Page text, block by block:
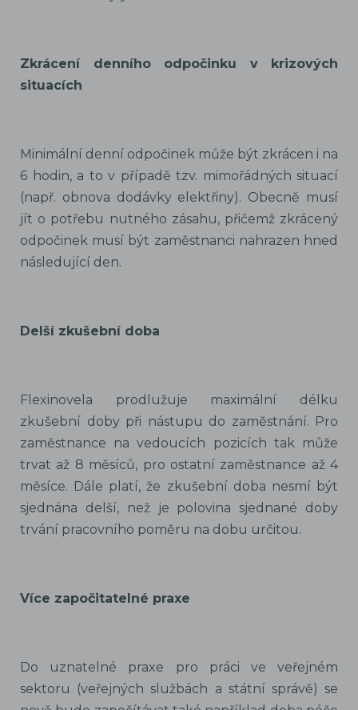
Zkrácení denního odpočinku v krizových
situacích
Minimální denní odpočinek může být zkrácen i na
6 hodin, a to v případě tzv. mimořádných situací
(např. obnova dodávky elektřiny). Obecně musí
jít o potřebu nutného zásahu, přičemž zkrácený
odpočinek musí být zaměstnanci nahrazen hned
následující den.
Delší zkušební doba
Flexinovela prodlužuje maximální délku
zkušební doby při nástupu do zaměstnání. Pro
zaměstnance na vedoucích pozicích tak může
trvat až 8 měsíců, pro ostatní zaměstnance až 4
měsíce. Dále platí, že zkušební doba nesmí být
sjednána delší, než je polovina sjednané doby
trvání pracovního poměru na dobu určitou.
Více započitatelné praxe
Do uznatelné praxe pro práci ve veřejném
sektoru (veřejných službách a státní správě) se